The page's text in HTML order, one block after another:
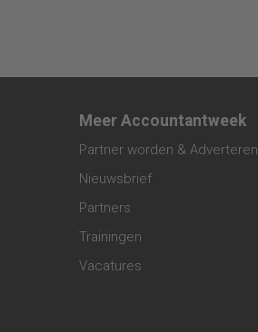
Meer Accountantweek
Partner worden & Adverteren
Nieuwsbrief
Partners
Trainingen
Vacatures